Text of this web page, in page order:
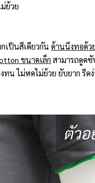
ย้วย
เป็นสีเดียวกัน ด้านนึงทอด้ว
ขนาดเล็ก สามารถดูด
ทน ไม่หดไม่ย้วย ยับยาก รีด
ตัวอ